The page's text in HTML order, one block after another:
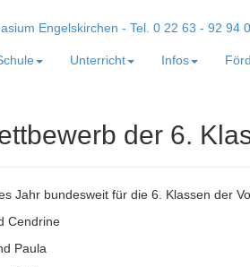
Unterricht Infos
der 6.
Jahr bundesweit für die 6. Klassen der
Cendrine
Paula